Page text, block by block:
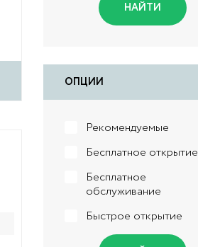
НАЙТИ
ОПЦИИ
Рекомендуемые
Бесплатное открытие
Бесплатное
обслуживание
Быстрое открытие